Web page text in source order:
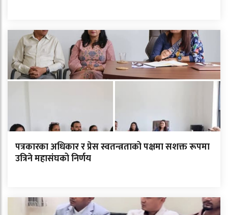
पत्रकारका अधिकार र प्रेस स्वतन्त्रताको पक्षमा सशक्त रूपमा
उत्रिने महासंघको निर्णय